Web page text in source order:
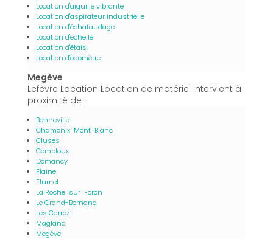
Location d'aiguille vibrante
Location d'aspirateur industrielle
Location d'échafaudage
Location d'échelle
Location d'étais
Location d'odomètre
Megève
Lefèvre Location Location de matériel intervient à
proximité de :
Bonneville
Chamonix-Mont-Blanc
Cluses
Combloux
Domancy
Flaine
Flumet
La Roche-sur-Foron
Le Grand-Bornand
Les Carroz
Magland
Megève